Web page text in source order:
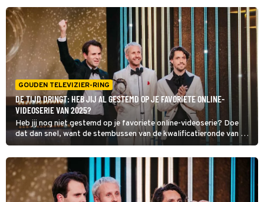
GOUDEN TELEVIZIER-RING
DE TIJD DRINGT: HEB JIJ AL GESTEMD OP JE FAVORIETE ONLINE-
VIDEOSERIE VAN 2025?
Heb jij nog niet gestemd op je favoriete online-videoserie? Doe
dat dan snel, want de stembussen van de kwalificatieronde van de
Televizier-Ring Online-videoserie 2025 sluiten woensdag om
10:00 uur!